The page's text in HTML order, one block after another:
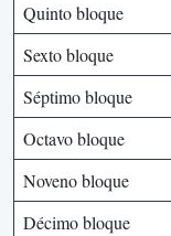
Quinto bloque
Sexto bloque
Séptimo bloque
Octavo bloque
Noveno bloque
Décimo bloque